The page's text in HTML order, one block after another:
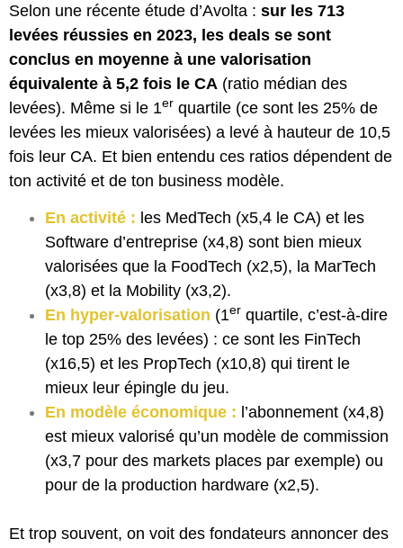
Selon une récente étude d’Avolta : sur les 713
levées réussies en 2023, les deals se sont
conclus en moyenne à une valorisation
équivalente à 5,2 fois le CA (ratio médian des
levées). Même si le 1er quartile (ce sont les 25% de
levées les mieux valorisées) a levé à hauteur de 10,5
fois leur CA. Et bien entendu ces ratios dépendent de
ton activité et de ton business modèle.
En activité : les MedTech (x5,4 le CA) et les
Software d’entreprise (x4,8) sont bien mieux
valorisées que la FoodTech (x2,5), la MarTech
(x3,8) et la Mobility (x3,2).
En hyper-valorisation (1er quartile, c’est-à-dire
le top 25% des levées) : ce sont les FinTech
(x16,5) et les PropTech (x10,8) qui tirent le
mieux leur épingle du jeu.
En modèle économique : l’abonnement (x4,8)
est mieux valorisé qu’un modèle de commission
(x3,7 pour des markets places par exemple) ou
pour de la production hardware (x2,5).
Et trop souvent, on voit des fondateurs annoncer des